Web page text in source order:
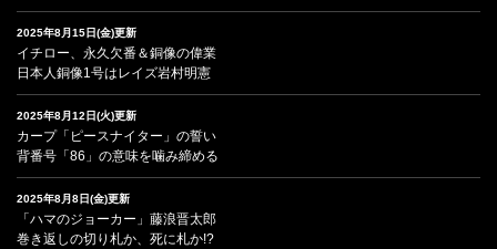
2025年8月15日(金)更新
イチロー、永久欠番＆銅像の偉業
日本人銅像1号はレイズ岩村明憲
2025年8月12日(火)更新
カープ「ピースナイター」の誓い
背番号「86」の意味を噛み締める
2025年8月8日(金)更新
「ハマのジョーカー」藤浪晋太郎
巻き返しの切り札か、死に札か!?